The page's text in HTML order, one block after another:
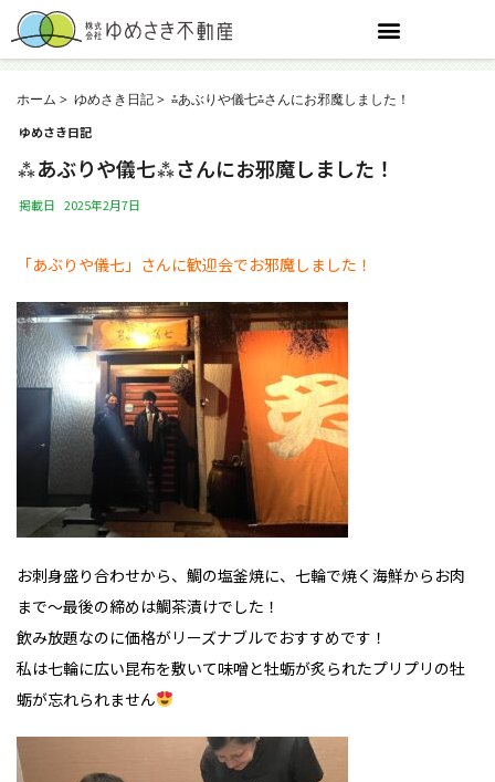
ホーム ゆめさき日記 ⁂あぶりや儀七⁂さんにお邪魔しました！
ゆめさき日記
⁂あぶりや儀七⁂さんにお邪魔しました！
掲載日 2025年2月7日
「あぶりや儀七」さんに歓迎会でお邪魔しました！
お刺身盛り合わせから、鯛の塩釜焼に、七輪で焼く海鮮からお肉
まで～最後の締めは鯛茶漬けでした！
飲み放題なのに価格がリーズナブルでおすすめです！
私は七輪に広い昆布を敷いて味噌と牡蛎が炙られたプリプリの牡
蛎が忘れられません